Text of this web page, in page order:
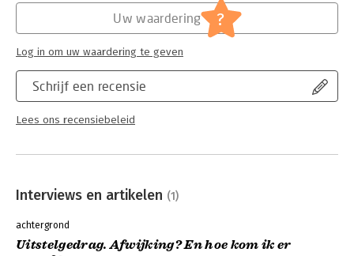
Hoofdrubriek:
Schrijf een recensie
Lees ons recensiebeleid
Uw waardering ?
Log in om uw waardering te geven
Interviews en artikelen (1)
achtergrond
Uitstelgedrag. Afwijking? En hoe kom ik er